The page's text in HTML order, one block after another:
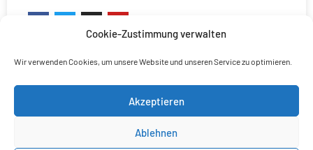
Cookie-Zustimmung verwalten
Wir verwenden Cookies, um unsere Website und unseren Service zu optimieren.
Akzeptieren
Ablehnen